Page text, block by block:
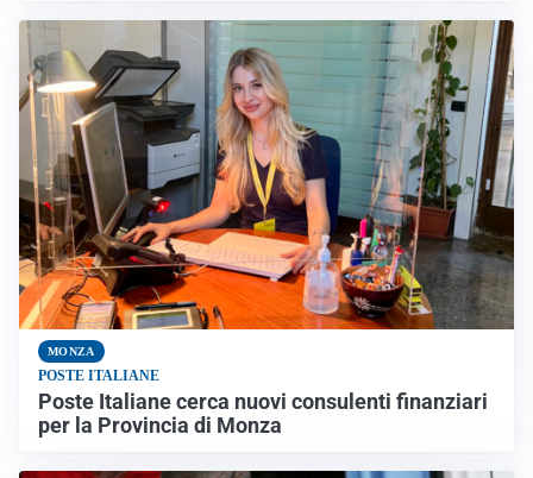
MONZA
POSTE ITALIANE
Poste Italiane cerca nuovi consulenti finanziari
per la Provincia di Monza